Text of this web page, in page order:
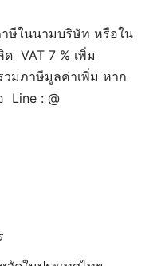
ษีในนามบริษัท หรือใน
VAT 7 % เพิ่ม
วมภาษีมูลค่าเพิ่ม หาก
Line : @